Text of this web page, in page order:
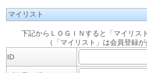
マイリスト
下記からＬＯＧＩＮすると「マイリス
（「マイリスト」は会員登録が
ID